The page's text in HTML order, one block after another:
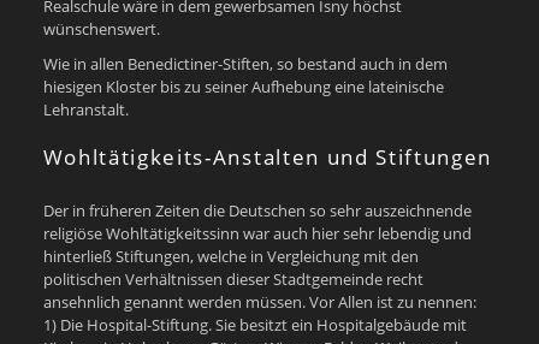
Realschule wäre in dem gewerbsamen Isny höchst
wünschenswert.
Wie in allen Benedictiner-Stiften, so bestand auch in dem
hiesigen Kloster bis zu seiner Aufhebung eine lateinische
Lehranstalt.
Wohltätigkeits-Anstalten und Stiftungen
Der in früheren Zeiten die Deutschen so sehr auszeichnende
religiöse Wohltätigkeitssinn war auch hier sehr lebendig und
hinterließ Stiftungen, welche in Vergleichung mit den
politischen Verhältnissen dieser Stadtgemeinde recht
ansehnlich genannt werden müssen. Vor Allen ist zu nennen:
1) Die Hospital-Stiftung. Sie besitzt ein Hospitalgebäude mit